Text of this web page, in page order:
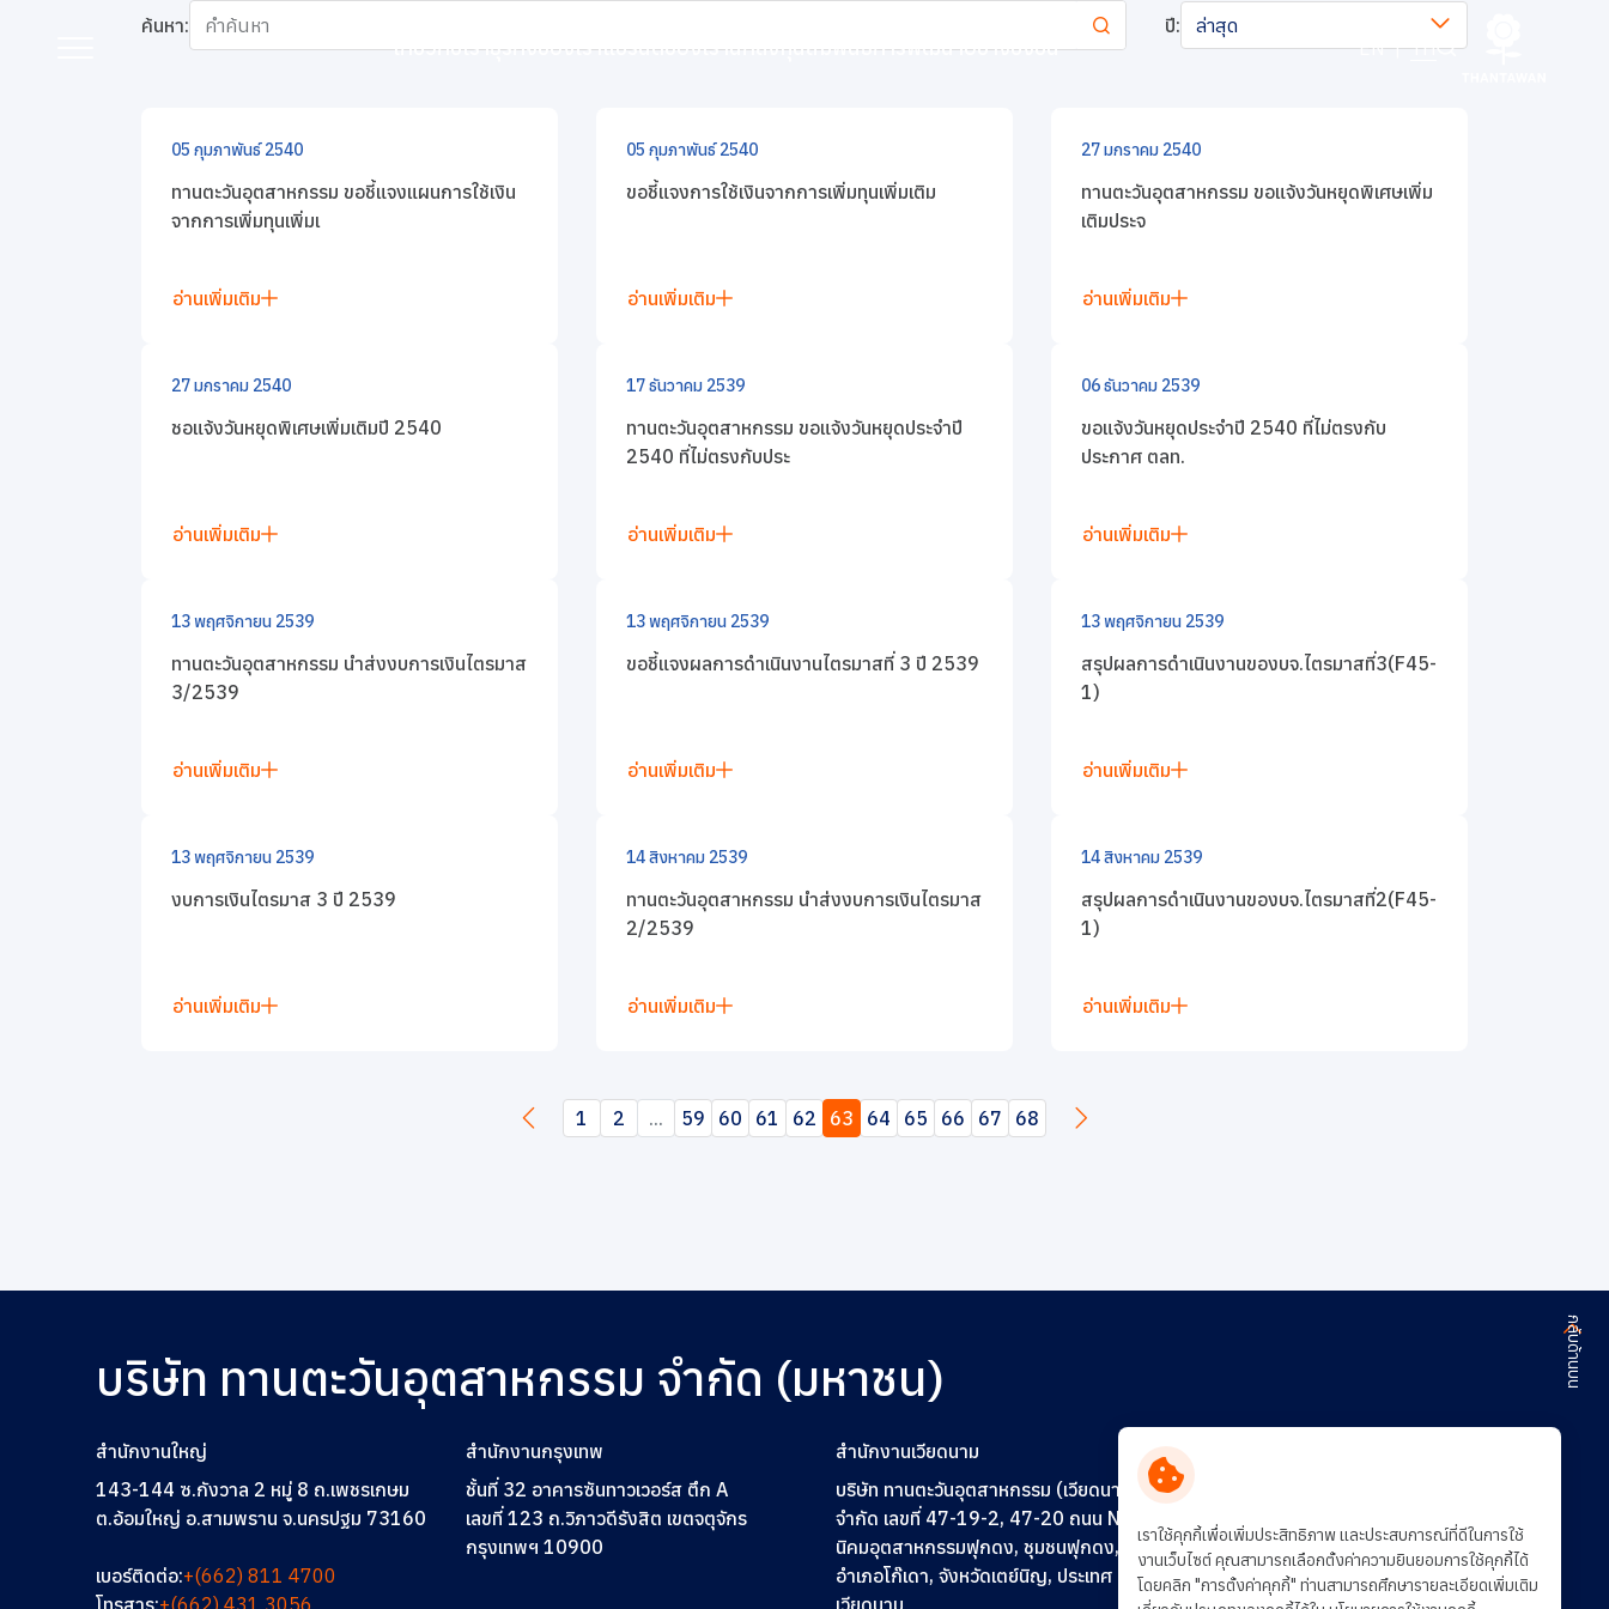
เกี่ยวกับเราธุรกิจของเราแบรนด์ของเรานักลงทุนสัมพันธ์การพัฒนาอย่างยั่งยืน EN | TH
แบรนด์ของเรา
นักลงทุนสัมพันธ์
การกำกับดูแลกิจการที่ดี
ร่วมงานกับเรา
หน้าหลัก นักลงทุนสัมพันธ์
ค้นหา: ปี: ล่าสุด
05 กุมภาพันธ์ 2540
ทานตะวันอุตสาหกรรม ขอชี้แจงแผนการใช้เงิน
จากการเพิ่มทุนเพิ่มเ
อ่านเพิ่มเติม
05 กุมภาพันธ์ 2540
ขอชี้แจงการใช้เงินจากการเพิ่มทุนเพิ่มเติม
อ่านเพิ่มเติม
27 มกราคม 2540
ทานตะวันอุตสาหกรรม ขอแจ้งวันหยุดพิเศษเพิ่ม
เติมประจ
อ่านเพิ่มเติม
27 มกราคม 2540
ชอแจ้งวันหยุดพิเศษเพิ่มเติมปี 2540
อ่านเพิ่มเติม
17 ธันวาคม 2539
ทานตะวันอุตสาหกรรม ขอแจ้งวันหยุดประจำปี
2540 ที่ไม่ตรงกับประ
อ่านเพิ่มเติม
06 ธันวาคม 2539
ขอแจ้งวันหยุดประจำปี 2540 ที่ไม่ตรงกับ
ประกาศ ตลท.
อ่านเพิ่มเติม
13 พฤศจิกายน 2539
ทานตะวันอุตสาหกรรม นำส่งงบการเงินไตรมาส
3/2539
อ่านเพิ่มเติม
13 พฤศจิกายน 2539
ขอชี้แจงผลการดำเนินงานไตรมาสที่ 3 ปี 2539
อ่านเพิ่มเติม
13 พฤศจิกายน 2539
สรุปผลการดำเนินงานของบจ.ไตรมาสที่3(F45-
1)
อ่านเพิ่มเติม
13 พฤศจิกายน 2539
งบการเงินไตรมาส 3 ปี 2539
อ่านเพิ่มเติม
14 สิงหาคม 2539
ทานตะวันอุตสาหกรรม นำส่งงบการเงินไตรมาส
2/2539
อ่านเพิ่มเติม
14 สิงหาคม 2539
สรุปผลการดำเนินงานของบจ.ไตรมาสที่2(F45-
1)
อ่านเพิ่มเติม
1 2 ... 59 60 61 62 63 64 65 66 67 68
บริษัท ทานตะวันอุตสาหกรรม จำกัด (มหาชน)
สำนักงานใหญ่
143-144 ซ.กังวาล 2 หมู่ 8 ถ.เพชรเกษม
ต.อ้อมใหญ่ อ.สามพราน จ.นครปฐม 73160
เบอร์ติดต่อ:+(662) 811 4700
โทรสาร:+(662) 431 3056
สำนักงานกรุงเทพ
ชั้นที่ 32 อาคารซันทาวเวอร์ส ตึก A
เลขที่ 123 ถ.วิภาวดีรังสิต เขตจตุจักร
กรุงเทพฯ 10900
สำนักงานเวียดนาม
บริษัท ทานตะวันอุตสาหกรรม (เวียดนาม)
จำกัด เลขที่ 47-19-2, 47-20 ถนน N16
นิคมอุตสาหกรรมฟุกดง, ชุมชนฟุกดง,
อำเภอโก๊เดา, จังหวัดเตย์นิญ, ประเทศ
เวียดนาม
ติดต่อเรา
ร่วมงานกับเรา
การพัฒนาอย่างยั่งยืน
กลับด้านบน
เราใช้คุกกี้เพื่อเพิ่มประสิทธิภาพ และประสบการณ์ที่ดีในการใช้
งานเว็บไซต์ คุณสามารถเลือกตั้งค่าความยินยอมการใช้คุกกี้ได้
โดยคลิก "การตั้งค่าคุกกี้" ท่านสามารถศึกษารายละเอียดเพิ่มเติม